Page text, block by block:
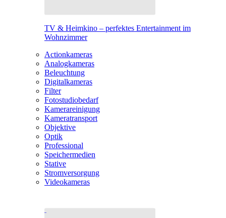
TV & Heimkino – perfektes Entertainment im
Wohnzimmer
Actionkameras
Analogkameras
Beleuchtung
Digitalkameras
Filter
Fotostudiobedarf
Kamerareinigung
Kameratransport
Objektive
Optik
Professional
Speichermedien
Stative
Stromversorgung
Videokameras